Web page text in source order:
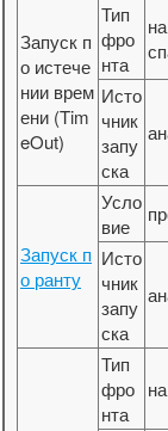
Запуск п
о истече
нии врем
ени (Tim
eOut)
Тип
фро
нта
Исто
чник
запу
ска
Запуск п
о ранту
Усло
вие
Исто
чник
запу
ска
Тип
фро
нта